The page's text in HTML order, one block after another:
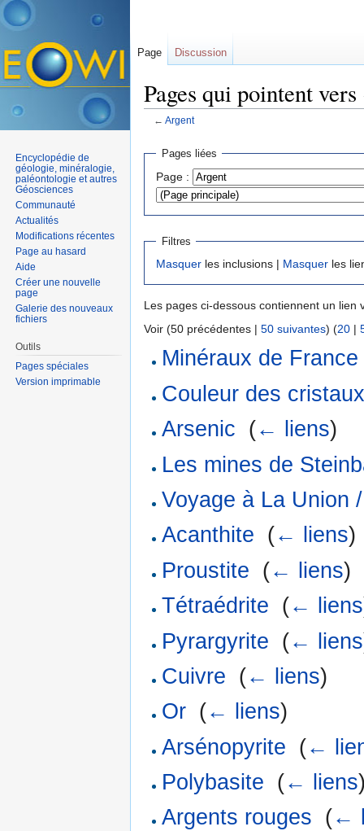
Pages qui pointent
← Argent
Pages liées
Page :
Filtres
Masquer les inclusions | Masquer les
Les pages ci-dessous contiennent un lien
Voir (50 précédentes | 50 suivantes) (20 |
Minéraux de France
Couleur des
Arsenic (← liens)
Les mines de
Voyage à La Union
Acanthite (← liens)
Proustite (← liens)
Tétraédrite (← liens
Pyrargyrite (← liens
Cuivre (← liens)
Or (← liens)
Arsénopyrite (←
Polybasite (← liens
Argents rouges (←
Page Discussion
Encyclopédie de
géologie, minéralogie,
paléontologie et autres
Géosciences
Communauté
Actualités
Modifications récentes
Page au hasard
Aide
Créer une nouvelle
page
Galerie des nouveaux
fichiers
Outils
Pages spéciales
Version imprimable